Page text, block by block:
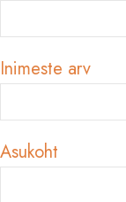
Inimeste arv
Asukoht